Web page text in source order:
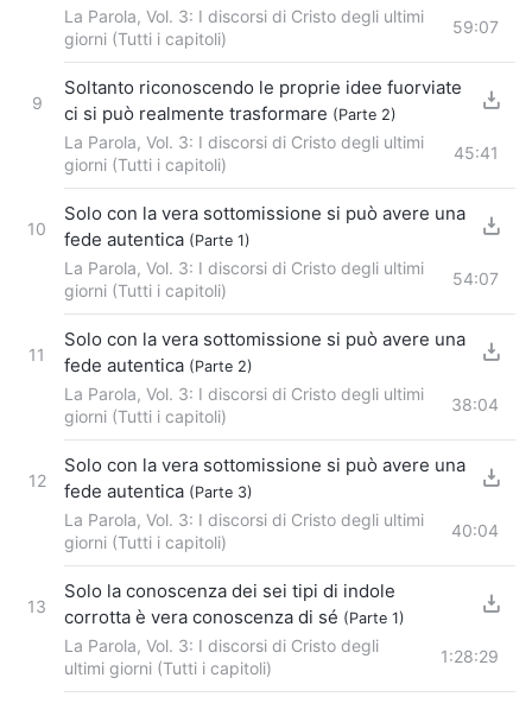
La Parola, Vol. 3: I discorsi di Cristo degli ultimi
giorni (Tutti i capitoli)
59:07
9
Soltanto riconoscendo le proprie idee fuorviate
ci si può realmente trasformare (Parte 2)
La Parola, Vol. 3: I discorsi di Cristo degli ultimi
giorni (Tutti i capitoli)
45:41
10
Solo con la vera sottomissione si può avere una
fede autentica (Parte 1)
La Parola, Vol. 3: I discorsi di Cristo degli ultimi
giorni (Tutti i capitoli)
54:07
11
Solo con la vera sottomissione si può avere una
fede autentica (Parte 2)
La Parola, Vol. 3: I discorsi di Cristo degli ultimi
giorni (Tutti i capitoli)
38:04
12
Solo con la vera sottomissione si può avere una
fede autentica (Parte 3)
La Parola, Vol. 3: I discorsi di Cristo degli ultimi
giorni (Tutti i capitoli)
40:04
13
Solo la conoscenza dei sei tipi di indole
corrotta è vera conoscenza di sé (Parte 1)
La Parola, Vol. 3: I discorsi di Cristo degli
ultimi giorni (Tutti i capitoli)
1:28:29